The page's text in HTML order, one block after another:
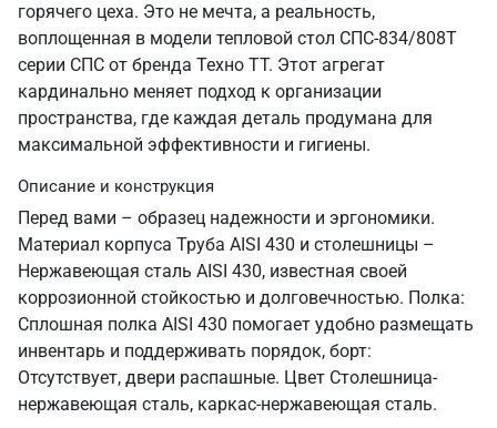
горячего цеха. Это не мечта, а реальность,
воплощенная в модели тепловой стол СПС-834/808Т
серии СПС от бренда Техно ТТ. Этот агрегат
кардинально меняет подход к организации
пространства, где каждая деталь продумана для
максимальной эффективности и гигиены.
Описание и конструкция
Перед вами – образец надежности и эргономики.
Материал корпуса Труба AISI 430 и столешницы –
Нержавеющая сталь AISI 430, известная своей
коррозионной стойкостью и долговечностью. Полка:
Сплошная полка AISI 430 помогает удобно размещать
инвентарь и поддерживать порядок, борт:
Отсутствует, двери распашные. Цвет Столешница-
нержавеющая сталь, каркас-нержавеющая сталь.